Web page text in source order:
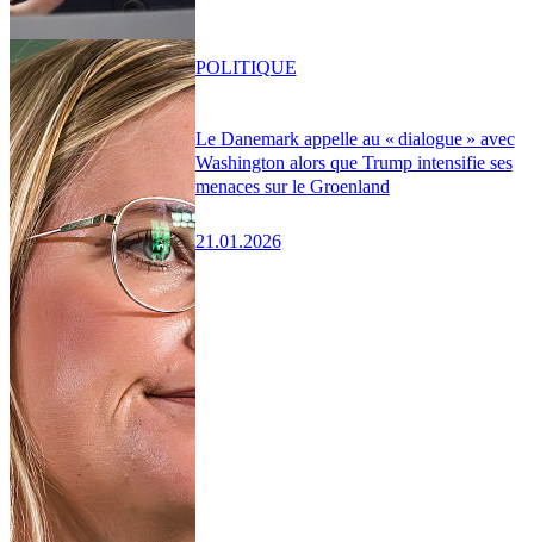
Le Danemark appelle au « dialogue » avec
Washington alors que Trump intensifie ses
menaces sur le Groenland
21.01.2026
POLITIQUE